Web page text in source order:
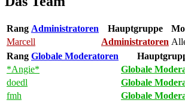
Rang Administratoren Hauptgruppe
Marcell
Administratoren
Rang Globale Moderatoren
*Angie*
Globale
doedl
Globale
fmh
Globale